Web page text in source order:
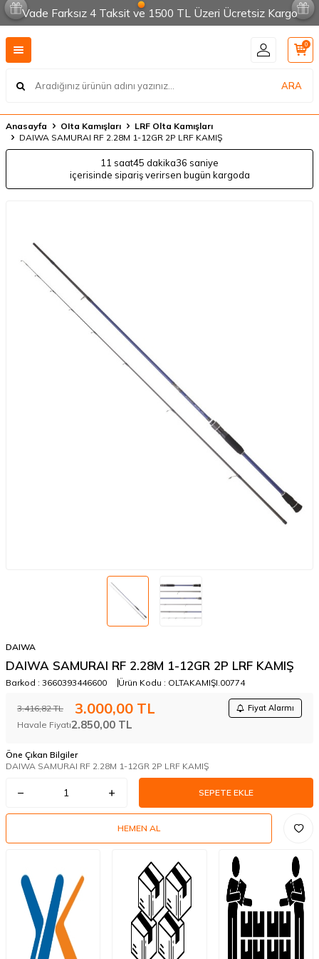
Vade Farksız 4 Taksit ve 1500 TL Üzeri Ücretsiz Kargo
ARA
0
Anasayfa OIta Kamışları
LRF Olta Kamışları
DAIWA SAMURAI RF 2.28M 1-12GR 2P LRF KAMIŞ
11 saat45 dakika36 saniye
içerisinde sipariş verirsen bugün kargoda
DAIWA
DAIWA SAMURAI RF 2.28M 1-12GR 2P LRF KAMIŞ
Barkod : 3660393446600 Ürün Kodu : OLTAKAMIŞI.00774
3.416,82TL 3.000,00 TL Fiyat Alarmı
Havale Fiyatı2.850,00 TL
Öne Çıkan Bilgiler
DAIWA SAMURAI RF 2.28M 1-12GR 2P LRF KAMIŞ
SEPETE EKLE
HEMEN AL